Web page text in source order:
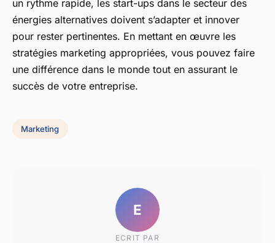
un rythme rapide, les start-ups dans le secteur des
énergies alternatives doivent s’adapter et innover
pour rester pertinentes. En mettant en œuvre les
stratégies marketing appropriées, vous pouvez faire
une différence dans le monde tout en assurant le
succès de votre entreprise.
Marketing
E
ECRIT PAR